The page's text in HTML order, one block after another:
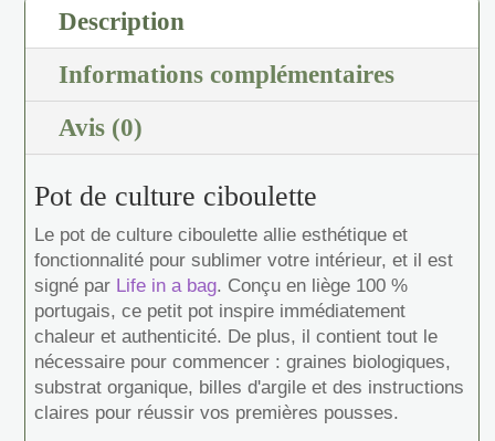
Description
Informations complémentaires
Avis (0)
Pot de culture ciboulette
Le pot de culture ciboulette allie esthétique et
fonctionnalité pour sublimer votre intérieur, et il est
signé par Life in a bag. Conçu en liège 100 %
portugais, ce petit pot inspire immédiatement
chaleur et authenticité. De plus, il contient tout le
nécessaire pour commencer : graines biologiques,
substrat organique, billes d'argile et des instructions
claires pour réussir vos premières pousses.